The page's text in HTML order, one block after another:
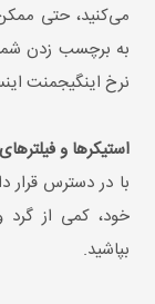
می‌کنید، حتی
به برچسب زدن
نرخ اینگیجمنت
استیکرها و
خود، کمی از گرد
بپاشید.